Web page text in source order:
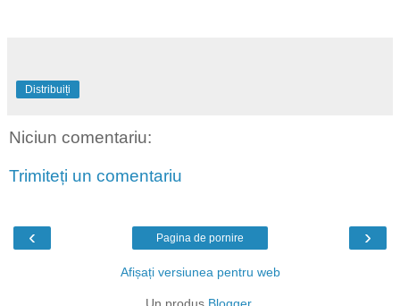
Distribuiți
Niciun comentariu:
Trimiteți un comentariu
‹ ›
Pagina de pornire
Afișați versiunea pentru web
Un produs Blogger.